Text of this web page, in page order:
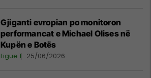
Gjiganti evropian po monitoron
performancat e Michael Olises në
Kupën e Botës
Ligue 1 25/06/2026